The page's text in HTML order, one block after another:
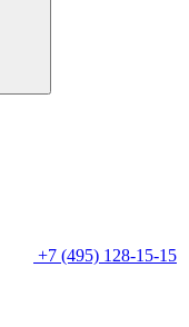
+7 (495) 128-15-15